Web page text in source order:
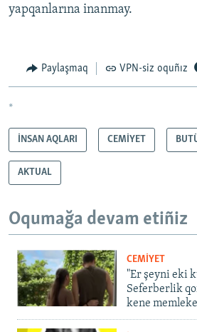
yapqanlarına inanmay.
Paylaşmaq VPN-siz oquñız
*
İNSAN AQLARI CEMİYET
AKTUAL
Oqumağa devam etiñiz
CEMİYET
"Er şeyni eki
Seferberlik
kene